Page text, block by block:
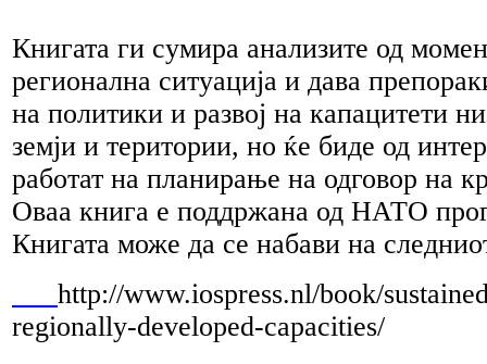
Книгата ги сумира анализите од
регионална ситуација и дава
на политики и развој на капацитети
земји и територии, но ќе биде од
работат на планирање на одговор на
Оваа книга е поддржана од НАТО
Книгата може да се набави на
http://www.iospress.nl/book/
regionally-developed-capacities/